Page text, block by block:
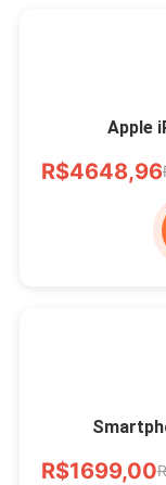
Apple
R$4648,96
R$1699,00